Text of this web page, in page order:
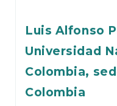
Luis Alfonso
Universidad
Colombia,
Colombia